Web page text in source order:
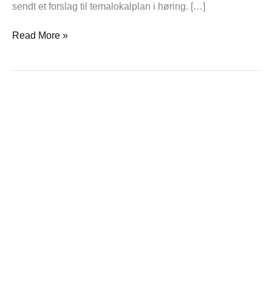
sendt et forslag til temalokalplan i høring. […]
Read More »